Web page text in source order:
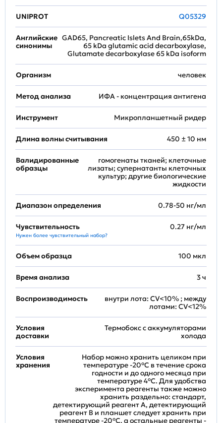
UNIPROT Q05329
Английские
синонимы
GAD65, Pancreatic Islets And Brain,65kDa,
65 kDa glutamic acid decarboxylase,
Glutamate decarboxylase 65 kDa isoform
Организм человек
Метод анализа ИФА - концентрация антигена
Инструмент Микропланшетный ридер
Длина волны считывания 450 ± 10 нм
Валидированные
образцы
гомогенаты тканей; клеточные
лизаты; супернатанты клеточных
культур; другие биологические
жидкости
Диапазон определения 0.78-50 нг/мл
Чувствительность
Нужен более чувствительный набор?
0.27 нг/мл
Объем образца 100 мкл
Время анализа 3 ч
Воспроизводимость
внутри лота: CV<10% ; между
лотами: CV<12%
Условия
доставки
Термобокс с аккумуляторами
холода
Условия
хранения
Набор можно хранить целиком при
температуре -20°C в течение срока
годности и до одного месяца при
температуре 4°C. Для удобства
эксперимента реагенты также можно
хранить раздельно: стандарт,
детектирующий реагент A, детектирующий
реагент B и планшет следует хранить при
температуре -20°C, а остальные реагенты -